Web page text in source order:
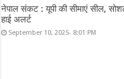
नेपाल संकट : यूपी की सीमाएं सील,
हाई अलर्ट
September 10, 2025- 8:01 PM